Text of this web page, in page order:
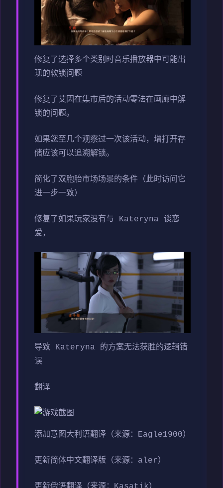
修复了选择多个类别时音乐播放器中可能出
现的软锁问题
修复了艾因在集市后的活动零法在画廊中解
锁的问题。
如果您至几个观察过一次该活动，增打开存
储应该可以追溯解锁。
简化了双胞胎市场场景的条件（此时访问它
进一步一致）
修复了如果玩家没有与 Kateryna 谈恋
爱，
导致 Kateryna 的方案无法获胜的逻辑错
误
翻译
添加意图大利语翻译（来源：Eagle1900）
更新简体中文翻译版（来源：aler）